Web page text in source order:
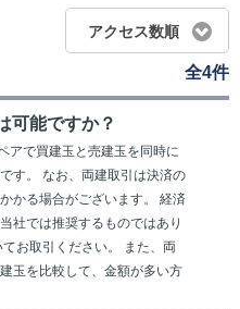
アクセス数順
全4件
可能ですか？
アで買建玉と売建玉を同時に
す。 なお、両建取引は決済の
かる場合がございます。 経済
社では推奨するものではあり
お取引ください。 また、両
玉を比較して、金額が多い方